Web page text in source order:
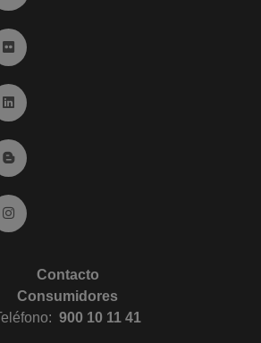
Ir a Flickr (abre en ventana nueva)
Ir a Linkedin (abre en ventana nueva)
Ir al Blog (abre en ventana nueva)
Ir a Instagram (abre en ventana nueva)
Contacto
Consumidores
Teléfono: 900 10 11 41